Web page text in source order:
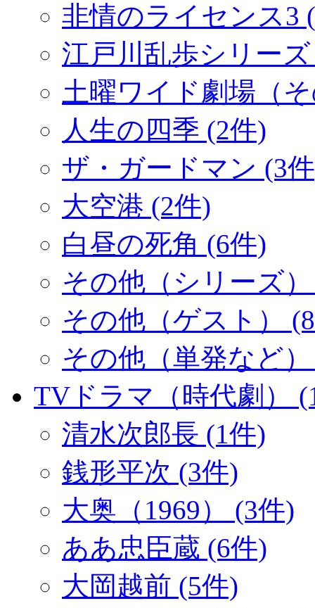
非情のライセンス3
江戸川乱歩シリー
土曜ワイド劇場（
人生の四季 (2件)
ザ・ガードマン (3
大空港 (2件)
白昼の死角 (6件)
その他（シリーズ
その他（ゲスト）
その他（単発など
TVドラマ（時代劇）
清水次郎長 (1件)
銭形平次 (3件)
大奥（1969） (3件)
ああ忠臣蔵 (6件)
大岡越前 (5件)